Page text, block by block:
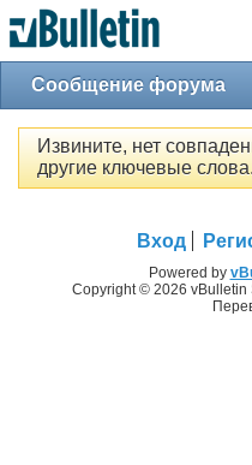
Сообщение форума
Извините, нет
другие ключевые слова.
Вход
Powered by
Copyright © 2026 vBulletin